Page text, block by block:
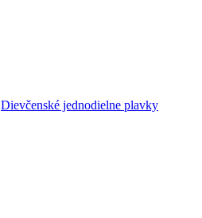
Dievčenské jednodielne plavky